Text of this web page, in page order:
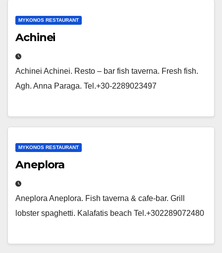
MYKONOS RESTAURANT
Achinei
Achinei Achinei. Resto – bar fish taverna. Fresh fish.
Agh. Anna Paraga. Tel.+30-2289023497
MYKONOS RESTAURANT
Aneplora
Aneplora Aneplora. Fish taverna & cafe-bar. Grill
lobster spaghetti. Kalafatis beach Tel.+302289072480